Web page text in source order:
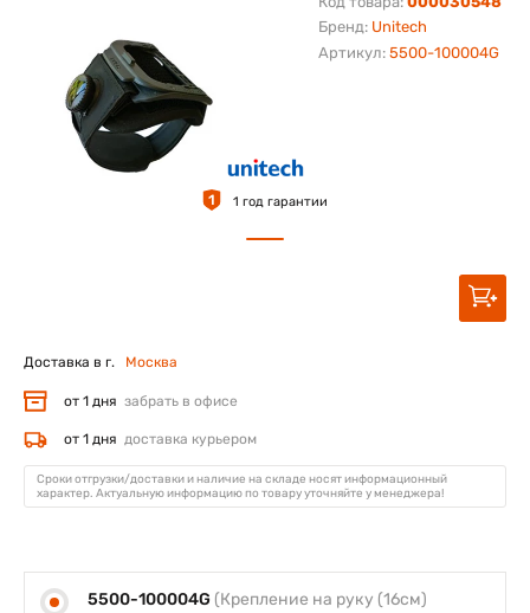
Бренд: Unitech
Артикул: 5500-100004G
1 1 год гарантии
5500-100004G (Крепление на руку (16см)
Доставка в г. Москва
от 1 дня забрать в офисе
от 1 дня доставка курьером
Сроки отгрузки/доставки и наличие на складе носят информационный
характер. Актуальную информацию по товару уточняйте у менеджера!